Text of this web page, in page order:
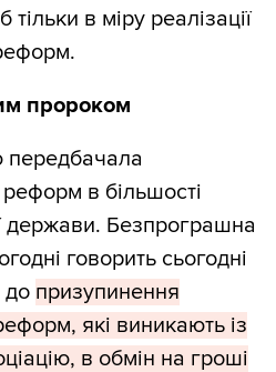
в міру реалізації
пророком
передбачала
в більшості
держави. Безпрограшна
говорить сьогодні
до призупинення
які виникають із
в обмін на гроші